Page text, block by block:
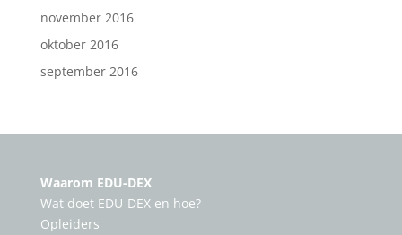
november 2016
oktober 2016
september 2016
Waarom EDU-DEX
Wat doet EDU-DEX en hoe?
Opleiders